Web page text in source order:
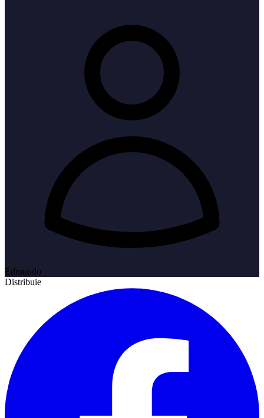
·
Edmundo
Distribuie